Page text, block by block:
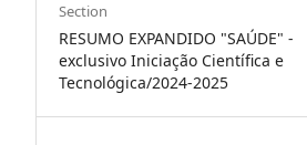
Section
RESUMO EXPANDIDO "SAÚDE" -
exclusivo Iniciação Científica e
Tecnológica/2024-2025